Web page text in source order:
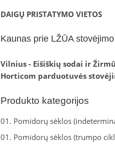
DAIGŲ PRISTATYMO VIETOS
Kaunas prie LŽŪA
Vilnius - Eišiškių sodai ir
Horticom parduotuvės
Produkto kategorijos
01. Pomidorų sėklos
01. Pomidorų sėklos (trumpo